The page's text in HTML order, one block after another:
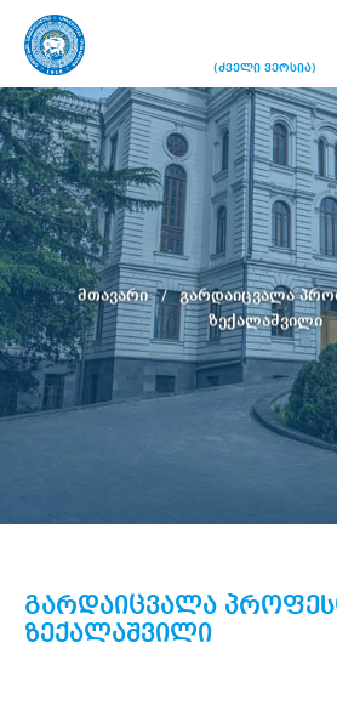
(ძველი ვერსია)
მთავარი
გარდაიცვალა
ზექალაშვილი
გარდაიცვალა
ზექალაშვილი